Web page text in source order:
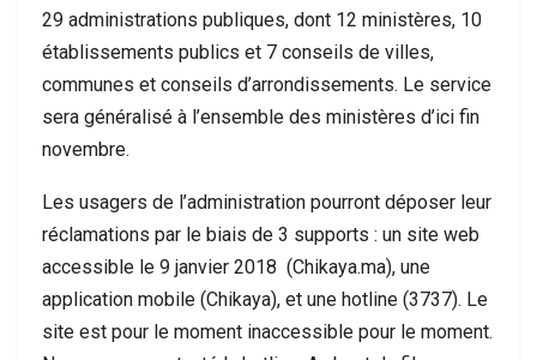
29 administrations publiques, dont 12 ministères, 10
établissements publics et 7 conseils de villes,
communes et conseils d’arrondissements. Le service
sera généralisé à l’ensemble des ministères d’ici fin
novembre.
Les usagers de l’administration pourront déposer leur
réclamations par le biais de 3 supports : un site web
accessible le 9 janvier 2018 (Chikaya.ma), une
application mobile (Chikaya), et une hotline (3737). Le
site est pour le moment inaccessible pour le moment.